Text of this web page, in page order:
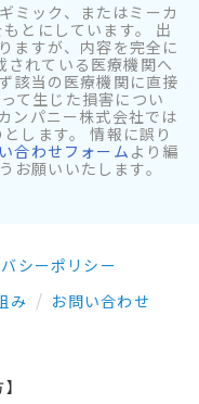
ミック、またはミーカ
とにしています。 出
ますが、内容を完全に
れている医療機関へ
該当の医療機関に直接
て生じた損害につい
ンパニー株式会社では
します。 情報に誤り
合わせフォーム より編
お願いいたします。
シーポリシー
み
お問い合わせ